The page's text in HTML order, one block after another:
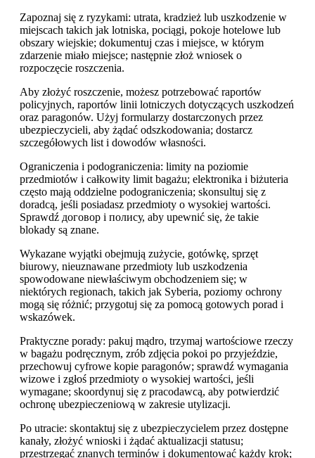
Zapoznaj się z ryzykami: utrata, kradzież lub uszkodzenie w
miejscach takich jak lotniska, pociągi, pokoje hotelowe lub
obszary wiejskie; dokumentuj czas i miejsce, w którym
zdarzenie miało miejsce; następnie złoż wniosek o
rozpoczęcie roszczenia.
Aby złożyć roszczenie, możesz potrzebować raportów
policyjnych, raportów linii lotniczych dotyczących uszkodzeń
oraz paragonów. Użyj formularzy dostarczonych przez
ubezpieczycieli, aby żądać odszkodowania; dostarcz
szczegółowych list i dowodów własności.
Ograniczenia i podograniczenia: limity na poziomie
przedmiotów i całkowity limit bagażu; elektronika i biżuteria
często mają oddzielne podograniczenia; skonsultuj się z
doradcą, jeśli posiadasz przedmioty o wysokiej wartości.
Sprawdź договор i полису, aby upewnić się, że takie
blokady są znane.
Wykazane wyjątki obejmują zużycie, gotówkę, sprzęt
biurowy, nieuznawane przedmioty lub uszkodzenia
spowodowane niewłaściwym obchodzeniem się; w
niektórych regionach, takich jak Syberia, poziomy ochrony
mogą się różnić; przygotuj się za pomocą gotowych porad i
wskazówek.
Praktyczne porady: pakuj mądro, trzymaj wartościowe rzeczy
w bagażu podręcznym, zrób zdjęcia pokoi po przyjeździe,
przechowuj cyfrowe kopie paragonów; sprawdź wymagania
wizowe i zgłoś przedmioty o wysokiej wartości, jeśli
wymagane; skoordynuj się z pracodawcą, aby potwierdzić
ochronę ubezpieczeniową w zakresie utylizacji.
Po utracie: skontaktuj się z ubezpieczycielem przez dostępne
kanały, złożyć wnioski i żądać aktualizacji statusu;
przestrzegać znanych terminów i dokumentować każdy krok;